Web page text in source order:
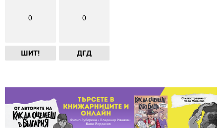
0
ШИТ!
0
ДГД